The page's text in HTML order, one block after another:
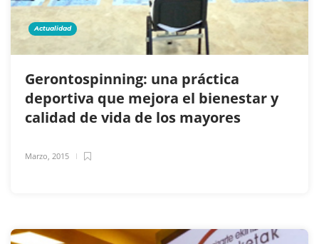
Actualidad
Gerontospinning: una práctica
deportiva que mejora el bienestar y
calidad de vida de los mayores
Marzo, 2015